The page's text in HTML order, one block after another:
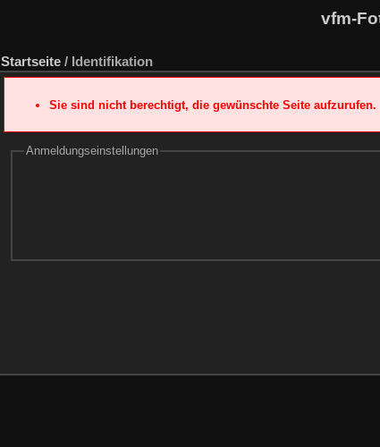
vfm-
Startseite / Identifikation
Sie sind nicht berechtigt, die gewünschte Seite aufzurufen.
Anmeldungseinstellungen